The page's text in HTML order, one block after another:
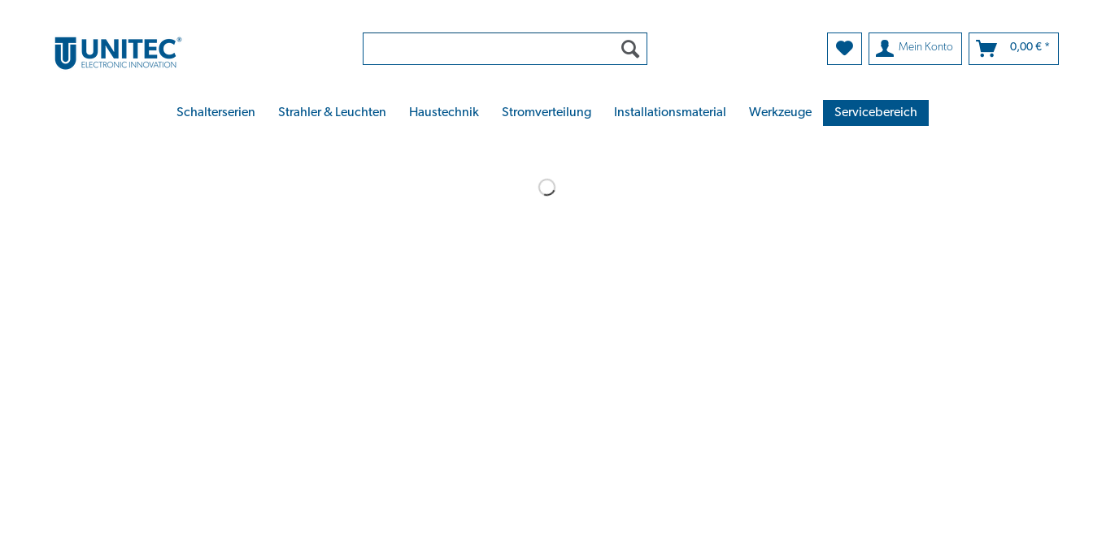
Mein Konto 0,00 € *
Schalterserien Strahler & Leuchten Haustechnik Stromverteilung Installationsmaterial Werkzeuge Servicebereich